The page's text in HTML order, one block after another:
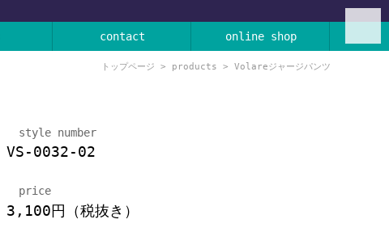
contact online shop
トップページ > products > Volareジャージパンツ
style number
VS-0032-02
price
3,100円（税抜き）